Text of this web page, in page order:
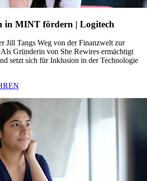
in MINT fördern | Logitech
Jill Tangs Weg von der Finanzwelt zur
Gründerin von She Rewires ermächtigt
setzt sich für Inklusion in der Technologie